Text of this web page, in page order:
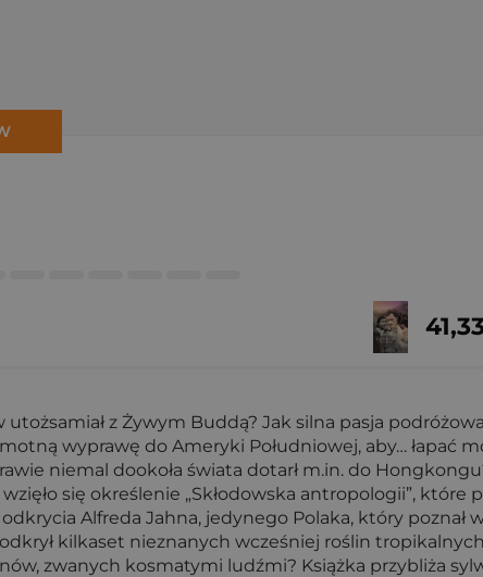
z Żywym Buddą? Jak silna pasja
wyprawę do Ameryki Południowej, aby… łapać
niemal dookoła świata dotarł m.in. do
się określenie „Skłodowska antropologii”, które
Alfreda Jahna, jedynego Polaka, który poznał
kilkaset nieznanych wcześniej roślin
zwanych kosmatymi ludźmi? Książka przybliża